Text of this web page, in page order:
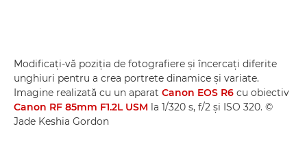
Modificaţi-vă poziţia de fotografiere şi încercaţi diferite
unghiuri pentru a crea portrete dinamice şi variate.
Imagine realizată cu un aparat Canon EOS R6 cu obiectiv
Canon RF 85mm F1.2L USM la 1/320 s, f/2 şi ISO 320. ©
Jade Keshia Gordon